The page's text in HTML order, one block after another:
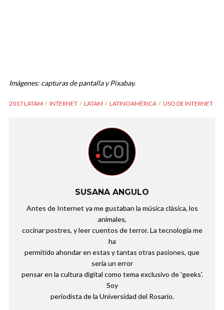
Imágenes: capturas de pantalla y Pixabay.
2017 LATAM INTERNET LATAM LATINOAMÉRICA USO DE INTERNET
SUSANA ANGULO
Antes de Internet ya me gustaban la música clásica, los
animales,
cocinar postres, y leer cuentos de terror. La tecnología me
ha
permitido ahondar en estas y tantas otras pasiones, que
sería un error
pensar en la cultura digital como tema exclusivo de 'geeks'.
Soy
periodista de la Universidad del Rosario.